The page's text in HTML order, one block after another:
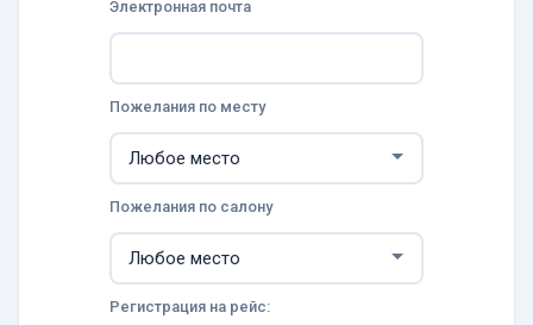
Электронная почта
Пожелания по месту
Пожелания по салону
Регистрация на рейс: